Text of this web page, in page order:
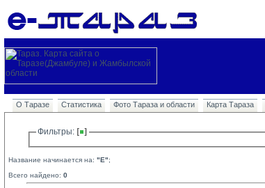
О Таразе Статистика Фото Тараза и области Карта Тараза
Фильтры:
Название начинается на: "E";
Всего найдено: 0